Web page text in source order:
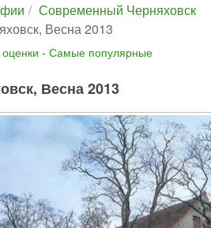
Современный Черняховск
Весна 2013
- Самые популярные
Весна 2013